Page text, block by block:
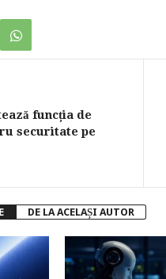
funcția de
securitate pe
DE LA ACELAȘI AUTOR